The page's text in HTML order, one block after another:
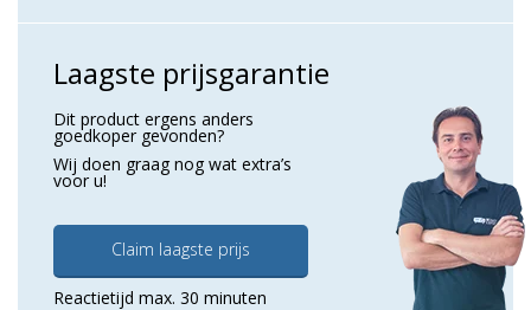
Laagste prijsgarantie
Dit product ergens anders
goedkoper gevonden?
Wij doen graag nog wat extra’s
voor u!
Claim laagste prijs
Reactietijd max. 30 minuten